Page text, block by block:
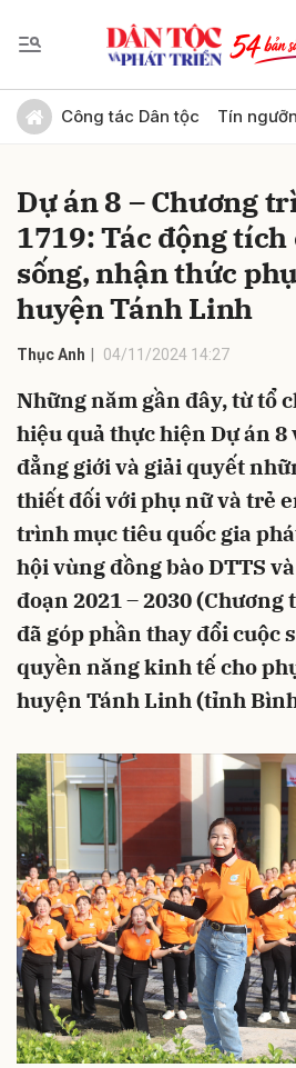
Công tác Dân tộc Tín
Dự án 8 – Chương
1719: Tác động
sống, nhận thức
huyện Tánh Linh
Thục Anh 04/11/2024 14:27
Những năm gần đây, từ tổ
hiệu quả thực hiện Dự án 8
đẳng giới và giải quyết
thiết đối với phụ nữ và trẻ
trình mục tiêu quốc gia
hội vùng đồng bào DTTS
đoạn 2021 – 2030 (Chương
đã góp phần thay đổi cuộc
quyền năng kinh tế cho
huyện Tánh Linh (tỉnh
Gửi bình luận